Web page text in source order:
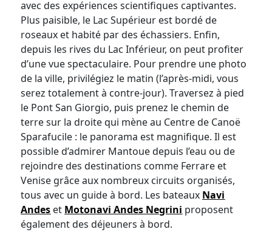
avec des expériences scientifiques captivantes.
Plus paisible, le Lac Supérieur est bordé de
roseaux et habité par des échassiers. Enfin,
depuis les rives du Lac Inférieur, on peut profiter
d’une vue spectaculaire. Pour prendre une photo
de la ville, privilégiez le matin (l’après-midi, vous
serez totalement à contre-jour). Traversez à pied
le Pont San Giorgio, puis prenez le chemin de
terre sur la droite qui mène au Centre de Canoë
Sparafucile : le panorama est magnifique. Il est
possible d’admirer Mantoue depuis l’eau ou de
rejoindre des destinations comme Ferrare et
Venise grâce aux nombreux circuits organisés,
tous avec un guide à bord. Les bateaux Navi
Andes et Motonavi Andes Negrini proposent
également des déjeuners à bord.